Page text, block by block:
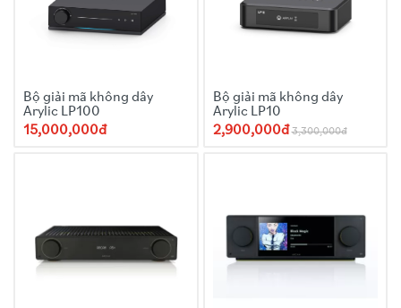
Bộ giải mã không dây
Arylic LP100
15,000,000đ
Bộ giải mã không dây
Arylic LP10
2,900,000đ 3,300,000đ